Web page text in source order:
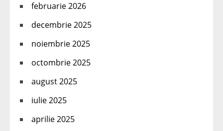
februarie 2026
decembrie 2025
noiembrie 2025
octombrie 2025
august 2025
iulie 2025
aprilie 2025